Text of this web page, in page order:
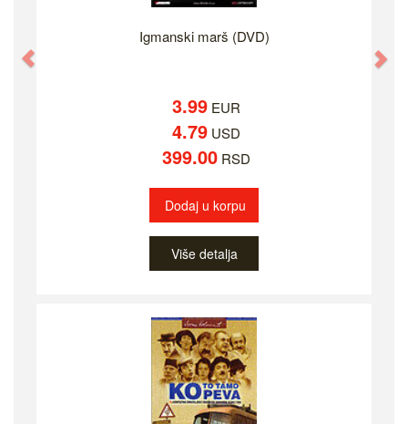
Igmanski marš (DVD)
3.99 EUR
4.79 USD
399.00 RSD
Dodaj u korpu
Više detalja